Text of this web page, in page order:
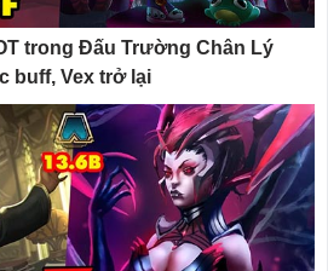
trong Đấu Trường Chân Lý
buff, Vex trở lại